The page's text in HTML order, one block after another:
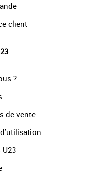
client
?
de vente